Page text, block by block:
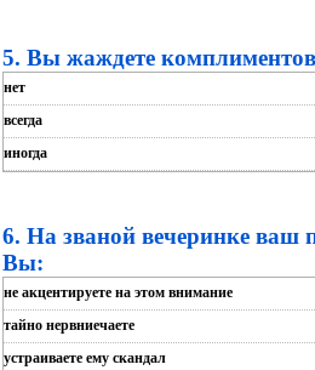
5. Вы жаждете комплиментов
нет
всегда
иногда
6. На званой вечеринке ваш
Вы:
не акцентируете на этом внимание
тайно нервниечаете
устраиваете ему скандал